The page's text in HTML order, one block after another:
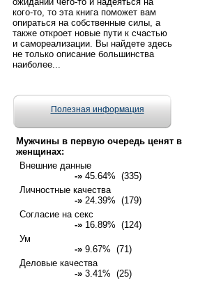
кого-то, то эта книга поможет вам
опираться на собственные силы, а
также откроет новые пути к счастью
и самореализации. Вы найдете здесь
не только описание большинства
наиболее...
Полезная информация
Мужчины в первую очередь ценят в
женщинах:
Внешние данные
-» 45.64% (335)
Личностные качества
-» 24.39% (179)
Согласие на секс
-» 16.89% (124)
Ум
-» 9.67% (71)
Деловые качества
-» 3.41% (25)